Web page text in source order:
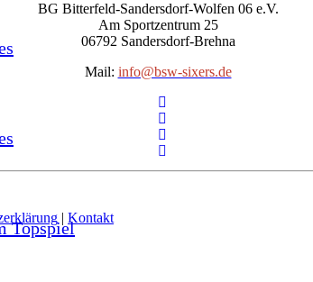
Topspiel
BG Bitterfeld-Sandersdorf-Wolfen 06 e.V.
Am Sportzentrum 25
06792 Sandersdorf-Brehna
Mail: info@bsw-sixers.de
| Kontakt